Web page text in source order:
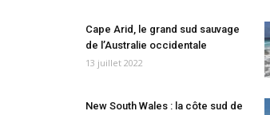
Cape Arid, le grand sud sauvage
de l’Australie occidentale
13 juillet 2022
New South Wales : la côte sud de